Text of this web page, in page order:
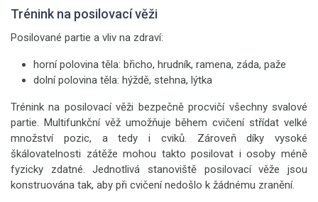
Trénink na posilovací věži
Posilované partie a vliv na zdraví:
horní polovina těla: břicho, hrudník, ramena, záda, paže
dolní polovina těla: hýždě, stehna, lýtka
Trénink na posilovací věži bezpečně procvičí všechny svalové
partie. Multifunkční věž umožňuje během cvičení střídat velké
množství pozic, a tedy i cviků. Zároveň díky vysoké
škálovatelnosti zátěže mohou takto posilovat i osoby méně
fyzicky zdatné. Jednotlivá stanoviště posilovací věže jsou
konstruována tak, aby při cvičení nedošlo k žádnému zranění.